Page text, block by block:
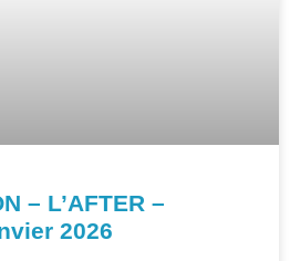
– L’AFTER –
2026